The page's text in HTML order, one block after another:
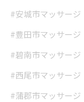
#安城市マッサージ
#豊田市マッサージ
#碧南市マッサージ
#西尾市マッサージ
#蒲郡市マッサージ